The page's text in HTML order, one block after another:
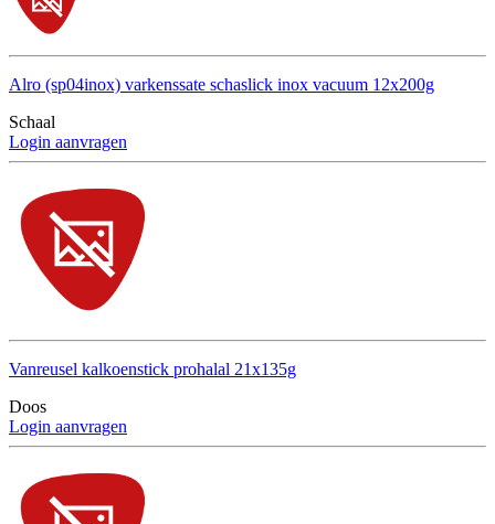
Alro (sp04inox) varkenssate schaslick inox vacuum 12x200g
Schaal
Login aanvragen
Vanreusel kalkoenstick prohalal 21x135g
Doos
Login aanvragen